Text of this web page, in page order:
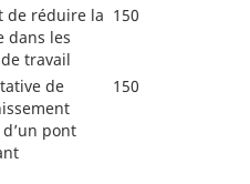
de réduire la
dans les
travail
150
de
pont
150